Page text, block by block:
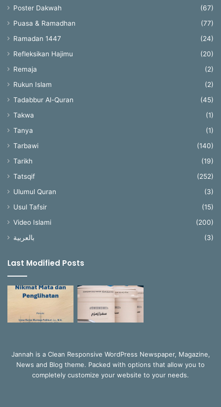
Poster Dakwah
(67)
Puasa & Ramadhan
(77)
Ramadan 1447
(24)
Refleksikan Hajimu
(20)
Remaja
(2)
Rukun Islam
(2)
Tadabbur Al-Quran
(45)
Takwa
(1)
Tanya
(1)
Tarbawi
(140)
Tarikh
(19)
Tatsqif
(252)
Ulumul Quran
(3)
Usul Tafsir
(15)
Video Islami
(200)
بالعربية
(3)
Last Modified Posts
Jannah is a Clean Responsive WordPress Newspaper, Magazine,
News and Blog theme. Packed with options that allow you to
completely customize your website to your needs.